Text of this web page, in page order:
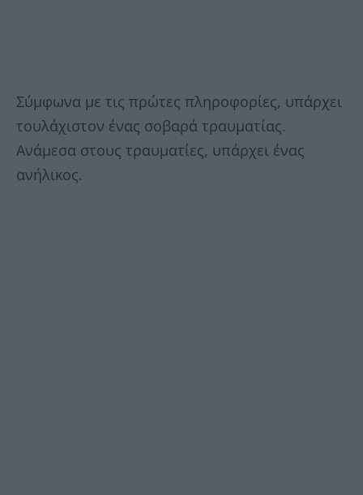
Σύμφωνα με τις πρώτες πληροφορίες, υπάρχει
τουλάχιστον ένας σοβαρά τραυματίας.
Ανάμεσα στους τραυματίες, υπάρχει ένας
ανήλικος.